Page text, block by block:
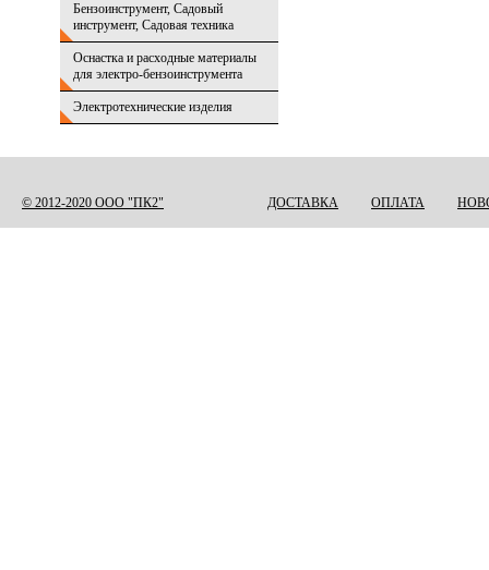
Бензоинструмент, Садовый
инструмент, Садовая техника
Оснастка и расходные материалы
для электро-бензоинструмента
Электротехнические изделия
© 2012-2020 ООО "ПК2" ДОСТАВКА ОПЛАТА